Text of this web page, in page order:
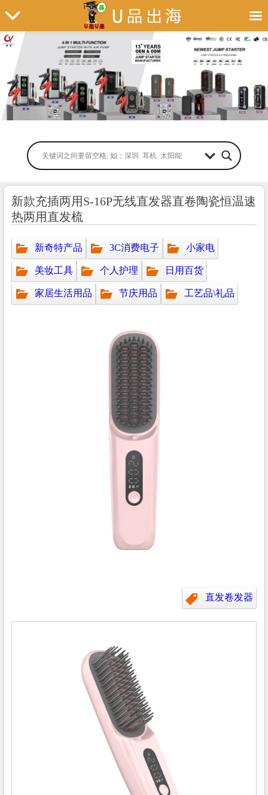
新款充插两用S-16P无线直发器直卷陶瓷恒温速
热两用直发梳
新奇特产品 3C消费电子 小家电
美妆工具 个人护理 日用百货
家居生活用品 节庆用品 工艺品\礼品
直发卷发器